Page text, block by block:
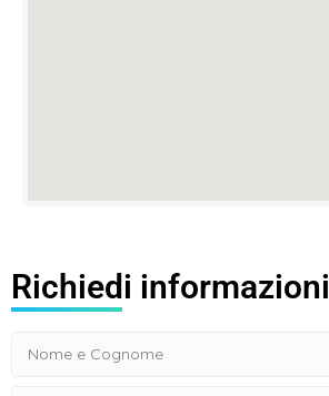
Richiedi informazioni